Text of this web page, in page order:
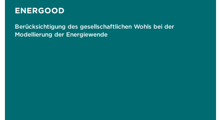
ENERGOOD
Berücksichtigung des gesellschaftlichen Wohls bei der
Modellierung der Energiewende